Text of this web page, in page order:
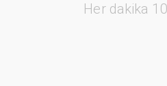
Her dakika